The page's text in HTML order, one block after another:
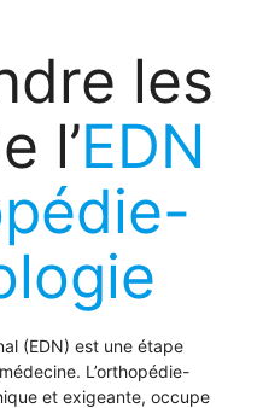
les
l’EDN
(EDN) est une étape
L’orthopédie-
et exigeante, occupe